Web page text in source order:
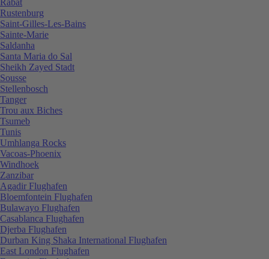
Rustenburg
Saint-Gilles-Les-Bains
Sainte-Marie
Saldanha
Santa Maria do Sal
Sheikh Zayed Stadt
Sousse
Stellenbosch
Tanger
Trou aux Biches
Tsumeb
Tunis
Umhlanga Rocks
Vacoas-Phoenix
Windhoek
Zanzibar
Agadir Flughafen
Bloemfontein Flughafen
Bulawayo Flughafen
Casablanca Flughafen
Djerba Flughafen
Durban King Shaka International Flughafen
East London Flughafen